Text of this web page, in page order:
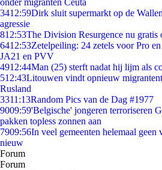
onder migranten Ceuta
3412:59Dirk sluit supermarkt op de
agressie
812:53The Division Resurgence nu gratis
6412:53Zetelpeiling: 24 zetels voor Pro
JA21 en PVV
4912:44Man (25) sterft nadat hij lijm als
512:43Litouwen vindt opnieuw
Rusland
3311:13Random Pics van de Dag #1977
9009:59'Belgische' jongeren terroriseren
pakken topless zonnen aan
7909:56In veel gemeenten helemaal geen
nieuw
Forum
Forum